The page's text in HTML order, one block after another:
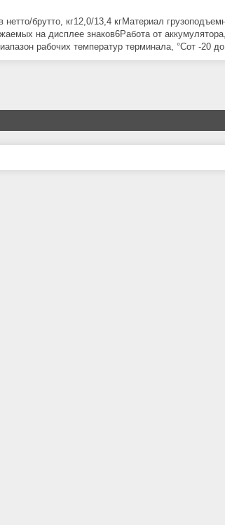
брутто, кг12,0/13,4 кгMaтериал
на дисплее знаков6Работа от
рабочих температур терминала, °Сот -20